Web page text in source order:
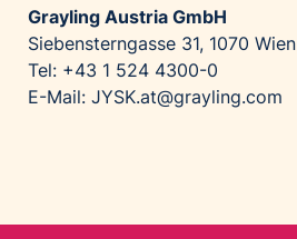
Grayling Austria GmbH
Siebensterngasse 31, 1070 Wien
Tel: +43 1 524 4300-0
E-Mail: JYSK.at@grayling.com